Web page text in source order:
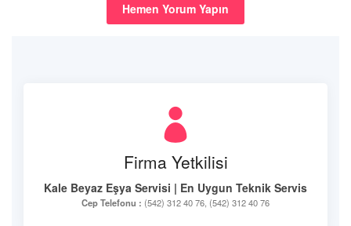
Hemen Yorum Yapın
Firma Yetkilisi
Kale Beyaz Eşya Servisi | En Uygun Teknik Servis
Cep Telefonu : (542) 312 40 76, (542) 312 40 76